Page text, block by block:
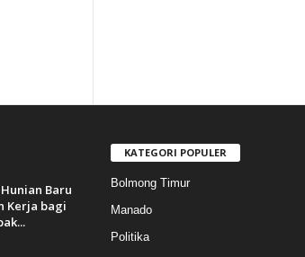
Baru
Kerja bagi
KATEGORI POPULER
Bolmong Timur
Manado
Politika